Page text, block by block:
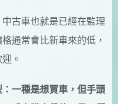
古車也就是已經在監理
通常會比新車來的低，
。
一種是想買車，但手頭